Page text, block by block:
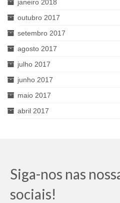
janeiro 2018
outubro 2017
setembro 2017
agosto 2017
julho 2017
junho 2017
maio 2017
abril 2017
Siga-nos nas
sociais!